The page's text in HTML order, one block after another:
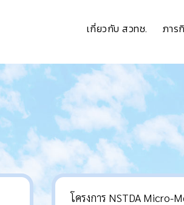
เกี่ยวกับ สวทช. ภาร
โครงการ NSTDA Micro-